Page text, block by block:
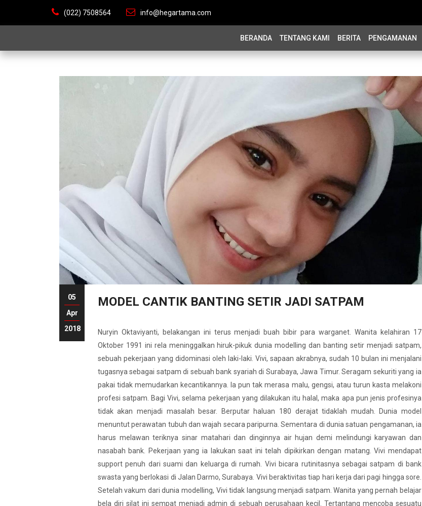
(022) 7508564 info@hegartama.com
BERANDA TENTANG KAMI BERITA PENGAMANAN
05
Apr
2018
MODEL CANTIK BANTING SETIR JADI SATPAM
Nuryin Oktaviyanti, belakangan ini terus menjadi buah bibir para warganet. Wanita kelahiran 17
Oktober 1991 ini rela meninggalkan hiruk-pikuk dunia modelling dan banting setir menjadi satpam,
sebuah pekerjaan yang didominasi oleh laki-laki. Vivi, sapaan akrabnya, sudah 10 bulan ini menjalani
tugasnya sebagai satpam di sebuah bank syariah di Surabaya, Jawa Timur. Seragam sekuriti yang ia
pakai tidak memudarkan kecantikannya. Ia pun tak merasa malu, gengsi, atau turun kasta melakoni
profesi satpam. Bagi Vivi, selama pekerjaan yang dilakukan itu halal, maka apa pun jenis profesinya
tidak akan menjadi masalah besar. Berputar haluan 180 derajat tidaklah mudah. Dunia model
menuntut perawatan tubuh dan wajah secara paripurna. Sementara di dunia satuan pengamanan, ia
harus melawan teriknya sinar matahari dan dinginnya air hujan demi melindungi karyawan dan
nasabah bank. Pekerjaan yang ia lakukan saat ini telah dipikirkan dengan matang. Vivi mendapat
support penuh dari suami dan keluarga di rumah. Vivi bicara rutinitasnya sebagai satpam di bank
swasta yang berlokasi di Jalan Darmo, Surabaya. Vivi beraktivitas tiap hari kerja dari pagi hingga sore.
Setelah vakum dari dunia modelling, Vivi tidak langsung menjadi satpam. Wanita yang pernah belajar
bela diri silat ini sempat menjadi admin di sebuah perusahaan kecil. Tertantang mencoba sesuatu